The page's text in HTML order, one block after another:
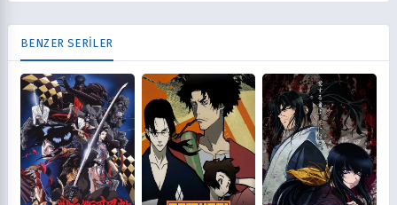
BENZER SERİLER